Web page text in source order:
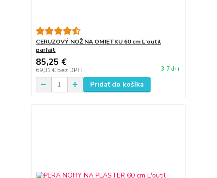
CERUZOVÝ NOŽ NA OMIETKU 60 cm L'outil
parfait
85,25 €
69,31 € bez DPH 3-7 dní
Pridať do košíka